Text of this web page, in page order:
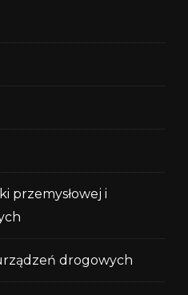
przemysłowej i
drogowych